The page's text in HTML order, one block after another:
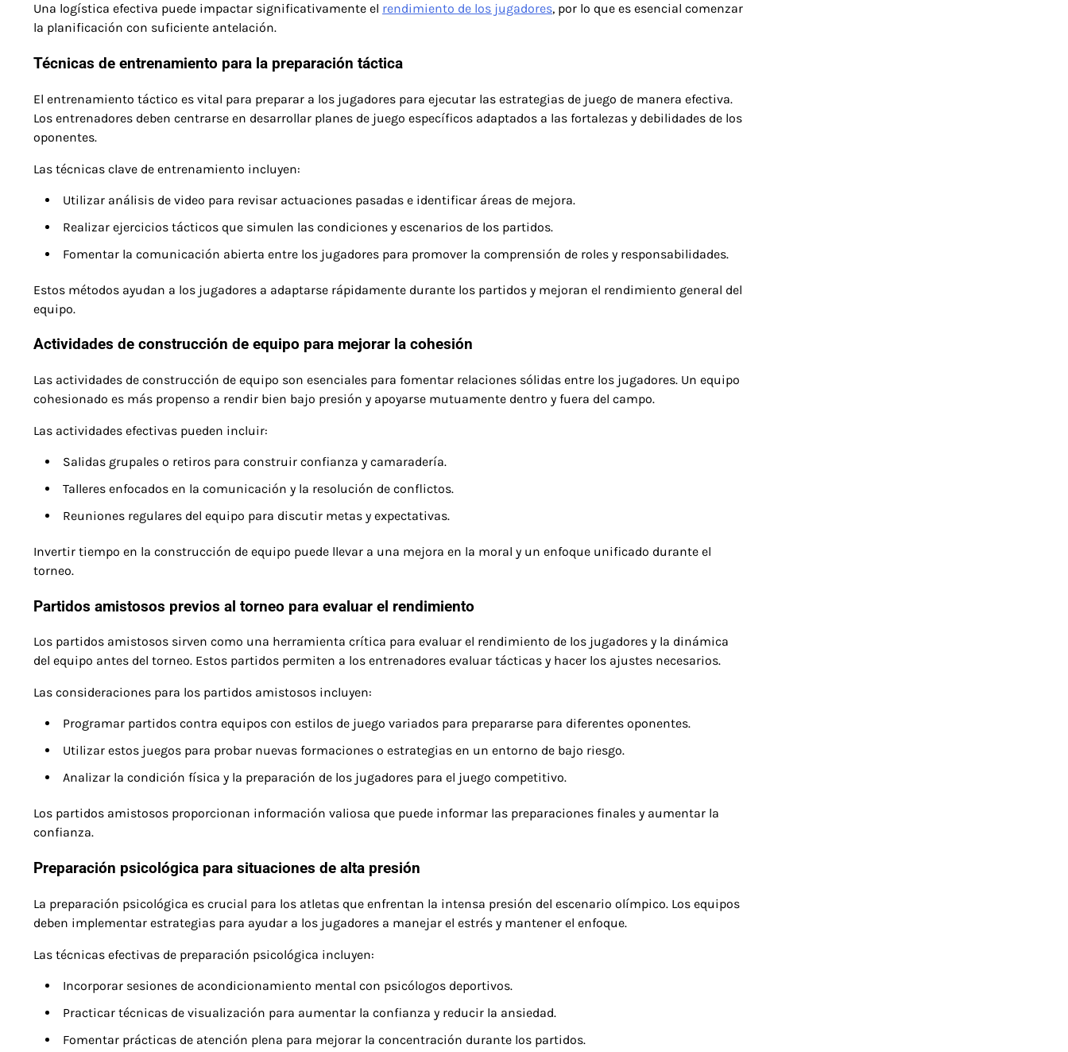
Una logística efectiva puede impactar significativamente el rendimiento de los jugadores, por lo que es esencial comenzar
la planificación con suficiente antelación.
Técnicas de entrenamiento para la preparación táctica
El entrenamiento táctico es vital para preparar a los jugadores para ejecutar las estrategias de juego de manera efectiva.
Los entrenadores deben centrarse en desarrollar planes de juego específicos adaptados a las fortalezas y debilidades de los
oponentes.
Las técnicas clave de entrenamiento incluyen:
Utilizar análisis de video para revisar actuaciones pasadas e identificar áreas de mejora.
Realizar ejercicios tácticos que simulen las condiciones y escenarios de los partidos.
Fomentar la comunicación abierta entre los jugadores para promover la comprensión de roles y responsabilidades.
Estos métodos ayudan a los jugadores a adaptarse rápidamente durante los partidos y mejoran el rendimiento general del
equipo.
Actividades de construcción de equipo para mejorar la cohesión
Las actividades de construcción de equipo son esenciales para fomentar relaciones sólidas entre los jugadores. Un equipo
cohesionado es más propenso a rendir bien bajo presión y apoyarse mutuamente dentro y fuera del campo.
Las actividades efectivas pueden incluir:
Salidas grupales o retiros para construir confianza y camaradería.
Talleres enfocados en la comunicación y la resolución de conflictos.
Reuniones regulares del equipo para discutir metas y expectativas.
Invertir tiempo en la construcción de equipo puede llevar a una mejora en la moral y un enfoque unificado durante el
torneo.
Partidos amistosos previos al torneo para evaluar el rendimiento
Los partidos amistosos sirven como una herramienta crítica para evaluar el rendimiento de los jugadores y la dinámica
del equipo antes del torneo. Estos partidos permiten a los entrenadores evaluar tácticas y hacer los ajustes necesarios.
Las consideraciones para los partidos amistosos incluyen:
Programar partidos contra equipos con estilos de juego variados para prepararse para diferentes oponentes.
Utilizar estos juegos para probar nuevas formaciones o estrategias en un entorno de bajo riesgo.
Analizar la condición física y la preparación de los jugadores para el juego competitivo.
Los partidos amistosos proporcionan información valiosa que puede informar las preparaciones finales y aumentar la
confianza.
Preparación psicológica para situaciones de alta presión
La preparación psicológica es crucial para los atletas que enfrentan la intensa presión del escenario olímpico. Los equipos
deben implementar estrategias para ayudar a los jugadores a manejar el estrés y mantener el enfoque.
Las técnicas efectivas de preparación psicológica incluyen:
Incorporar sesiones de acondicionamiento mental con psicólogos deportivos.
Practicar técnicas de visualización para aumentar la confianza y reducir la ansiedad.
Fomentar prácticas de atención plena para mejorar la concentración durante los partidos.